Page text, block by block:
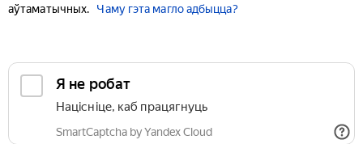
аўтаматычных.
Чаму гэта магло адбыцца?
Я не робат
Націсніце, каб працягнуць
SmartCaptcha by Yandex Cloud